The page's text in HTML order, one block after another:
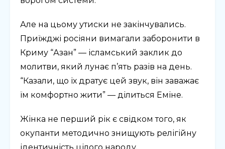
Але на цьому утиски не закінчувались.
Приїжджі росіяни вимагали заборонити в
Криму “Азан” — ісламський заклик до
молитви, який лунає п’ять разів на день.
“Казали, що їх дратує цей звук, він заважає
їм комфортно жити” — ділиться Еміне.
Жінка не перший рік є свідком того, як
окупанти методично знищують релігійну